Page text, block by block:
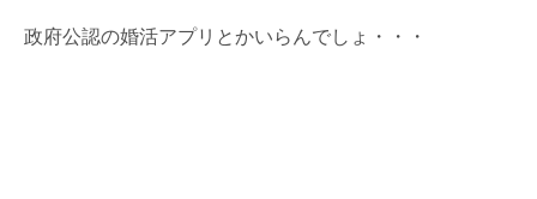
政府公認の婚活アプリとかいらんでしょ・・・